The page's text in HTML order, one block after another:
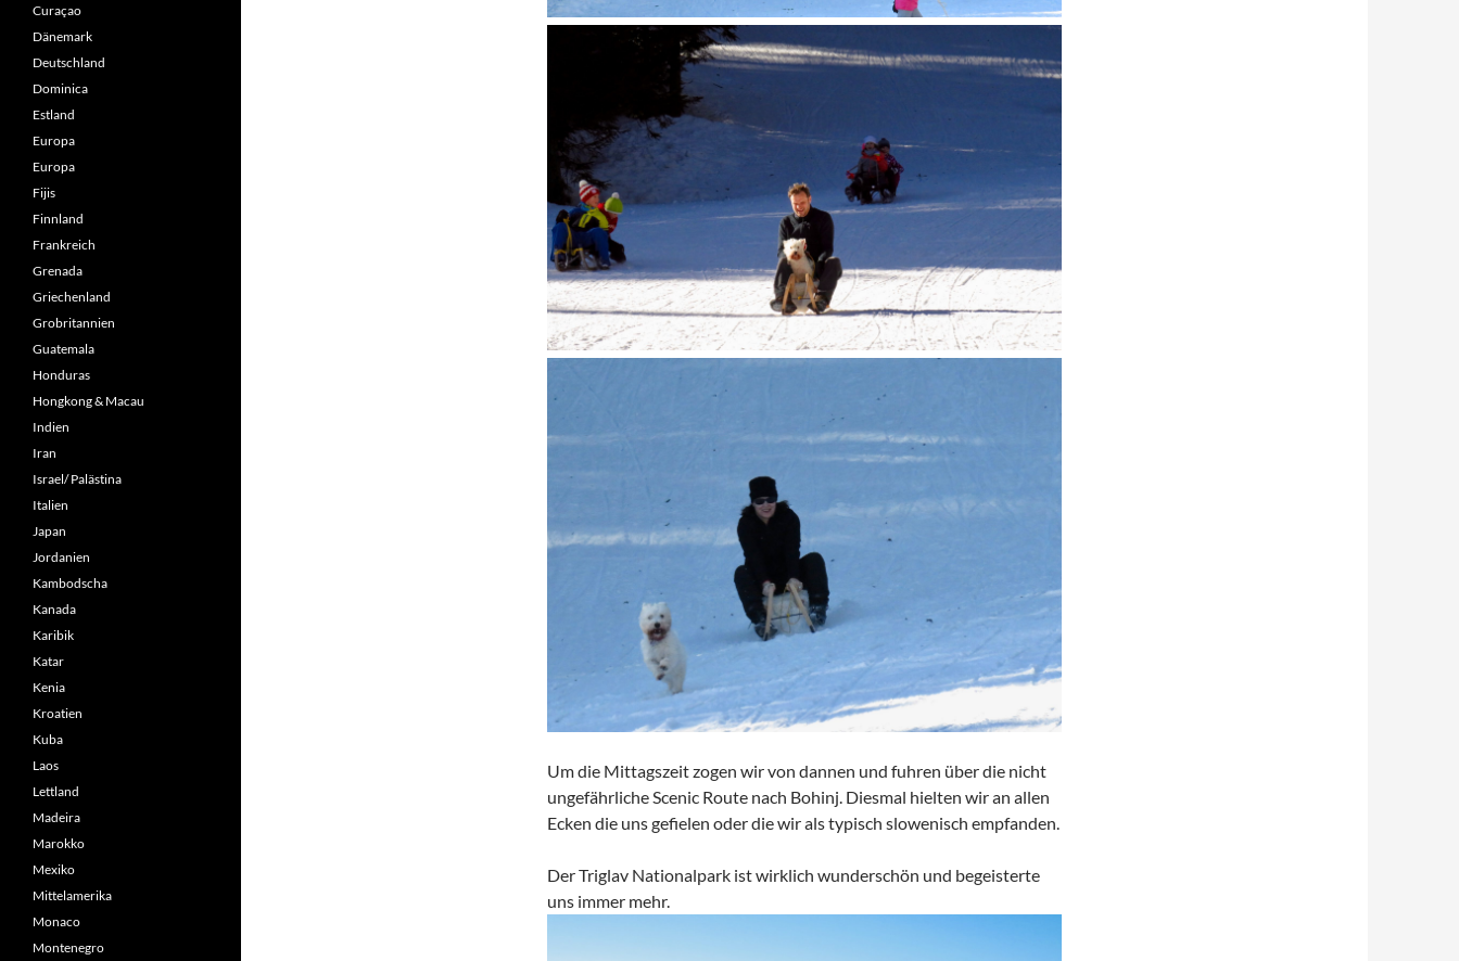
Um die Mittagszeit zogen wir von dannen und fuhren über die nicht
ungefährliche Scenic Route nach Bohinj. Diesmal hielten wir an allen
Ecken die uns gefielen oder die wir als typisch slowenisch empfanden.
Der Triglav Nationalpark ist wirklich wunderschön und begeisterte
uns immer mehr.
Curaçao
Dänemark
Deutschland
Dominica
Estland
Europa
Europa
Fijis
Finnland
Frankreich
Grenada
Griechenland
Grobritannien
Guatemala
Honduras
Hongkong & Macau
Indien
Iran
Israel/ Palästina
Italien
Japan
Jordanien
Kambodscha
Kanada
Karibik
Katar
Kenia
Kroatien
Kuba
Laos
Lettland
Madeira
Marokko
Mexiko
Mittelamerika
Monaco
Montenegro